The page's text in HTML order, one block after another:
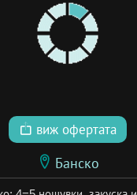
виж офертата
Банско